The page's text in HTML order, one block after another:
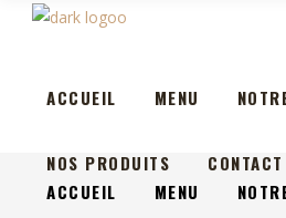
ACCUEIL MENU
ACCUEIL MENU
NOS PRODUITS CONTACT